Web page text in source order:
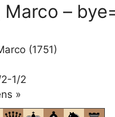
Marco –
(1751)
1/2
»
om